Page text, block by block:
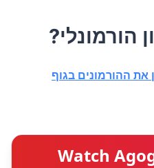
הורמונלי?
את ההורמונים בגוף
Watch